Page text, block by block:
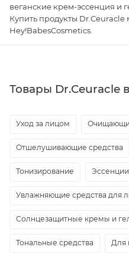
веганские крем-эссенция и
Купить продукты
Hey!BabesCosmetics.
Товары Dr.Ceuracle
Уход за лицом
Отшелушивающие средства
Тонизирование Эссенции
Увлажняющие средства для
Солнцезащитные кремы и
Тональные средства Для